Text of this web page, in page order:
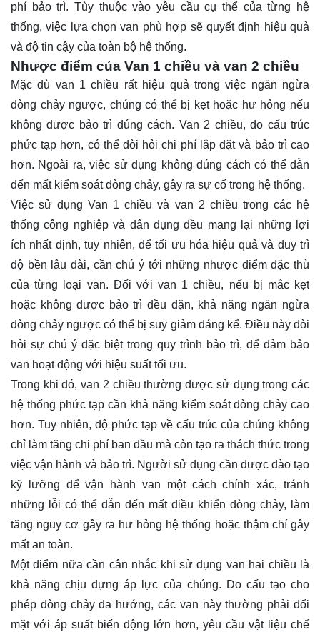
phí bảo trì. Tùy thuộc vào yêu cầu cụ thể của từng hệ
thống, việc lựa chọn van phù hợp sẽ quyết định hiệu quả
và độ tin cậy của toàn bộ hệ thống.
Nhược điểm của Van 1 chiều và van 2 chiều
Mặc dù van 1 chiều rất hiệu quả trong việc ngăn ngừa
dòng chảy ngược, chúng có thể bị kẹt hoặc hư hỏng nếu
không được bảo trì đúng cách. Van 2 chiều, do cấu trúc
phức tạp hơn, có thể đòi hỏi chi phí lắp đặt và bảo trì cao
hơn. Ngoài ra, việc sử dụng không đúng cách có thể dẫn
đến mất kiểm soát dòng chảy, gây ra sự cố trong hệ thống.
Việc sử dụng Van 1 chiều và van 2 chiều trong các hệ
thống công nghiệp và dân dụng đều mang lại những lợi
ích nhất định, tuy nhiên, để tối ưu hóa hiệu quả và duy trì
độ bền lâu dài, cần chú ý tới những nhược điểm đặc thù
của từng loại van. Đối với van 1 chiều, nếu bị mắc kẹt
hoặc không được bảo trì đều đặn, khả năng ngăn ngừa
dòng chảy ngược có thể bị suy giảm đáng kể. Điều này đòi
hỏi sự chú ý đặc biệt trong quy trình bảo trì, để đảm bảo
van hoạt động với hiệu suất tối ưu.
Trong khi đó, van 2 chiều thường được sử dụng trong các
hệ thống phức tạp cần khả năng kiểm soát dòng chảy cao
hơn. Tuy nhiên, độ phức tạp về cấu trúc của chúng không
chỉ làm tăng chi phí ban đầu mà còn tạo ra thách thức trong
việc vận hành và bảo trì. Người sử dụng cần được đào tạo
kỹ lưỡng để vận hành van một cách chính xác, tránh
những lỗi có thể dẫn đến mất điều khiển dòng chảy, làm
tăng nguy cơ gây ra hư hỏng hệ thống hoặc thậm chí gây
mất an toàn.
Một điểm nữa cần cân nhắc khi sử dụng van hai chiều là
khả năng chịu đựng áp lực của chúng. Do cấu tạo cho
phép dòng chảy đa hướng, các van này thường phải đối
mặt với áp suất biến động lớn hơn, yêu cầu vật liệu chế